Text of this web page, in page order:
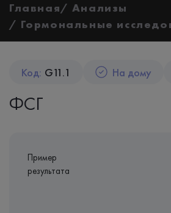
Главная
Анализы
Гормональные
Код: G11.1 На дому
ФСГ
Пример
результата